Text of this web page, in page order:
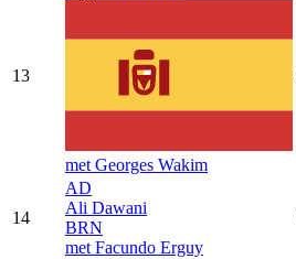
13
met Georges Wakim
14
AD
Ali Dawani
BRN
met Facundo Erguy